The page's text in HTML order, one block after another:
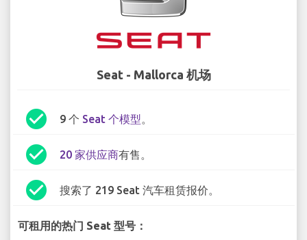
Seat - Mallorca 机场
check_circle 9 个 Seat 个模型。
check_circle 20 家供应商有售。
check_circle 搜索了 219 Seat 汽车租赁报价。
可租用的热门 Seat 型号：